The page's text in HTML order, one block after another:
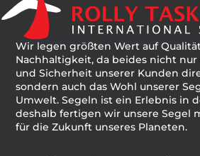
Wir legen größten Wert auf
Nachhaltigkeit, da beides nicht
und Sicherheit unserer Kunden
sondern auch das Wohl unserer
Umwelt. Segeln ist ein Erlebnis in
deshalb fertigen wir unsere Segel
für die Zukunft unseres Planeten.